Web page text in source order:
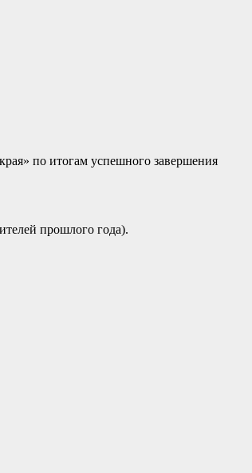
по итогам успешного завершения
прошлого года).